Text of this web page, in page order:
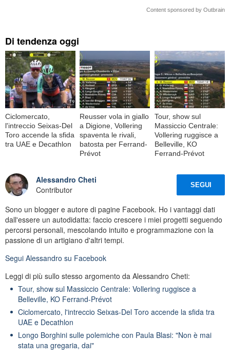
Content sponsored by Outbrain
Di tendenza oggi
Ciclomercato,
l'intreccio Seixas-Del
Toro accende la sfida
tra UAE e Decathlon
Reusser vola in giallo
a Digione, Vollering
spaventa le rivali,
batosta per Ferrand-
Prévot
Tour, show sul
Massiccio Centrale:
Vollering ruggisce a
Belleville, KO
Ferrand-Prévot
Alessandro Cheti
Contributor
SEGUI
Sono un blogger e autore di pagine Facebook. Ho i vantaggi dati
dall'essere un autodidatta: faccio crescere i miei progetti seguendo
percorsi personali, mescolando intuito e programmazione con la
passione di un artigiano d'altri tempi.
Segui Alessandro su Facebook
Leggi di più sullo stesso argomento da Alessandro Cheti:
Tour, show sul Massiccio Centrale: Vollering ruggisce a
Belleville, KO Ferrand-Prévot
Ciclomercato, l'intreccio Seixas-Del Toro accende la sfida tra
UAE e Decathlon
Longo Borghini sulle polemiche con Paula Blasi: "Non è mai
stata una gregaria, dai"